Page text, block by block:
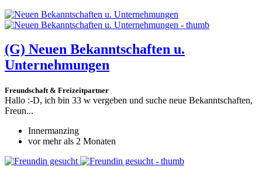
(G) Neuen Bekanntschaften u.
Unternehmungen
Freundschaft & Freizeitpartner
Hallo :-D, ich bin 33 w vergeben und suche neue Bekanntschaften,
Freun...
Innermanzing
vor mehr als 2 Monaten